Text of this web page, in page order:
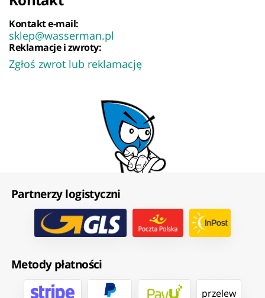
Kontakt e-mail:
sklep@wasserman.pl
Reklamacje i zwroty:
Zgłoś zwrot lub reklamację
Partnerzy logistyczni
Metody płatności
przelew